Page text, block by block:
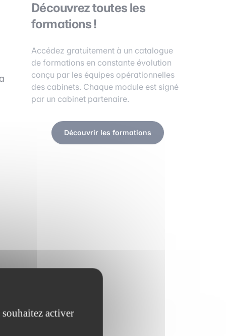
Découvrez toutes les
formations !
Accédez gratuitement à un catalogue
de formations en constante évolution
conçu par les équipes opérationnelles
des cabinets. Chaque module est signé
par un cabinet partenaire.
Découvrir les formations
activer